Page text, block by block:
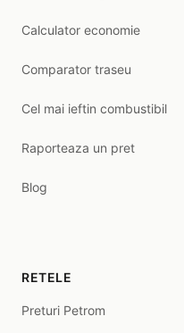
Calculator economie
Comparator traseu
Cel mai ieftin combustibil
Raporteaza un pret
Blog
RETELE
Preturi Petrom